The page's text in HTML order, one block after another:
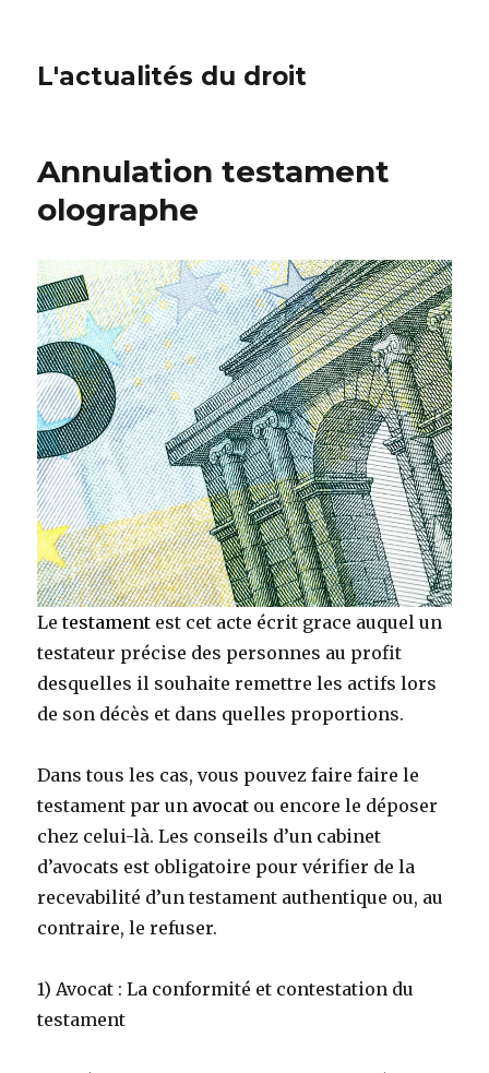
L'actualités du droit
Annulation testament
olographe
Letestament est cet acte écrit grace auquel un
testateur précise des personnes au profit
desquelles il souhaite remettre les actifs lors
de son décès et dans quelles proportions.
Dans tous les cas, vous pouvez faire faire le
testament par un avocat ou encore le déposer
chez celui-là. Les conseils d’un cabinet
d’avocats est obligatoire pour vérifier de la
recevabilité d’un testament authentique ou, au
contraire, le refuser.
1) Avocat : La conformité et contestation du
testament